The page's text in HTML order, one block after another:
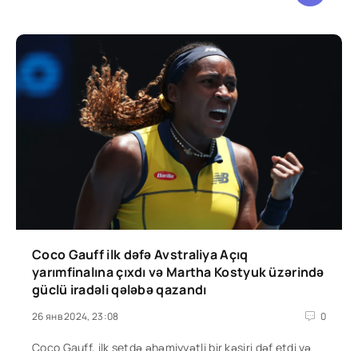
Coco Gauff ilk dəfə Avstraliya Açıq
yarımfinalına çıxdı və Martha Kostyuk üzərində
güclü iradəli qələbə qazandı
26 янв 2024, 23:08 0
Coco Gauff, ilk setdə əhəmiyyətli bir kəsiri dəf etdi və